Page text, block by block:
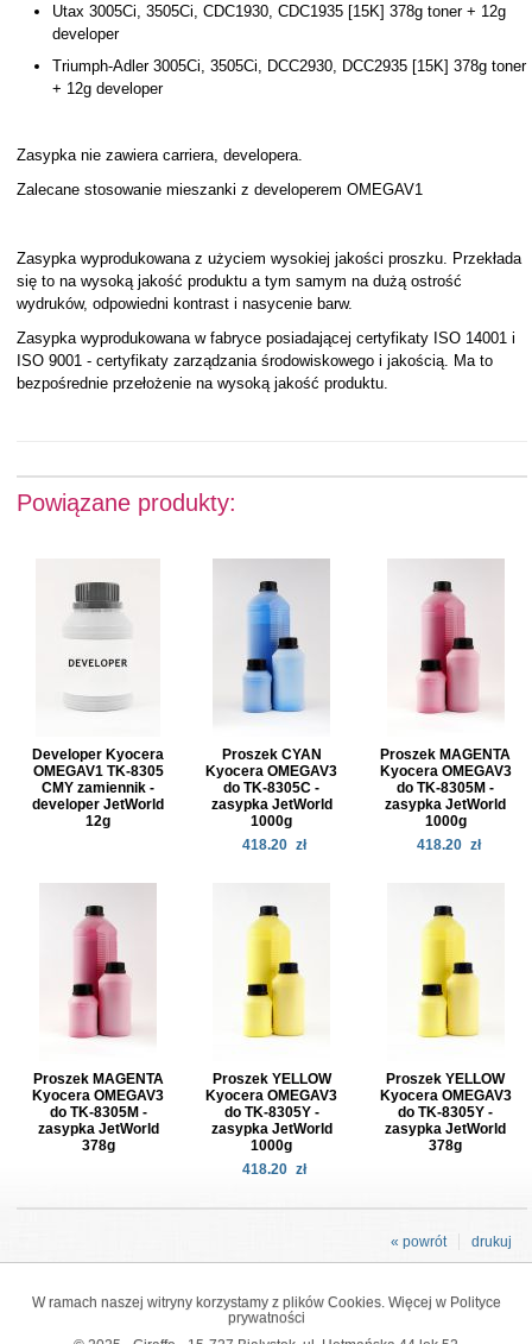
Utax 3005Ci, 3505Ci, CDC1930, CDC1935 [15K] 378g toner + 12g
developer
Triumph-Adler 3005Ci, 3505Ci, DCC2930, DCC2935 [15K] 378g toner
+ 12g developer
Zasypka nie zawiera carriera, developera.
Zalecane stosowanie mieszanki z developerem OMEGAV1
Zasypka wyprodukowana z użyciem wysokiej jakości proszku. Przekłada
się to na wysoką jakość produktu a tym samym na dużą ostrość
wydruków, odpowiedni kontrast i nasycenie barw.
Zasypka wyprodukowana w fabryce posiadającej certyfikaty ISO 14001 i
ISO 9001 - certyfikaty zarządzania środowiskowego i jakością. Ma to
bezpośrednie przełożenie na wysoką jakość produktu.
Powiązane produkty:
Developer Kyocera
OMEGAV1 TK-8305
CMY zamiennik -
developer JetWorld
12g
Proszek CYAN
Kyocera OMEGAV3
do TK-8305C -
zasypka JetWorld
1000g
418.20 zł
Proszek MAGENTA
Kyocera OMEGAV3
do TK-8305M -
zasypka JetWorld
1000g
418.20 zł
Proszek MAGENTA
Kyocera OMEGAV3
do TK-8305M -
zasypka JetWorld
378g
Proszek YELLOW
Kyocera OMEGAV3
do TK-8305Y -
zasypka JetWorld
1000g
418.20 zł
Proszek YELLOW
Kyocera OMEGAV3
do TK-8305Y -
zasypka JetWorld
378g
drukuj
« powrót
W ramach naszej witryny korzystamy z plików Cookies. Więcej w Polityce
prywatności